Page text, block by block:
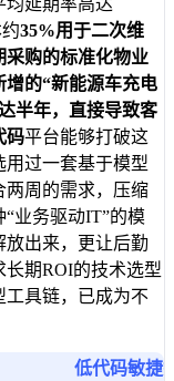
35%用于二次维
采购的标准化物业
增的“新能源车充电
半年，直接导致客
码平台能够打破这
过一套基于模型
两周的需求，压缩
业务驱动IT”的模
放出来，更让后勤
期ROI的技术选型
工具链，已成为不
低代码敏捷